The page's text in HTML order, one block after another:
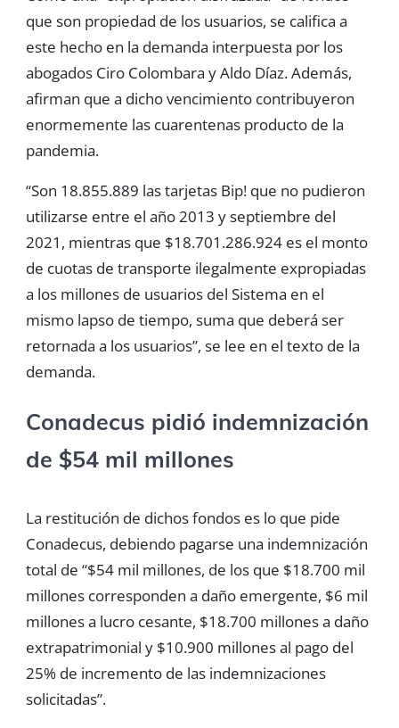
que son propiedad de los usuarios, se califica a
este hecho en la demanda interpuesta por los
abogados Ciro Colombara y Aldo Díaz. Además,
afirman que a dicho vencimiento contribuyeron
enormemente las cuarentenas producto de la
pandemia.
“Son 18.855.889 las tarjetas Bip! que no pudieron
utilizarse entre el año 2013 y septiembre del
2021, mientras que $18.701.286.924 es el monto
de cuotas de transporte ilegalmente expropiadas
a los millones de usuarios del Sistema en el
mismo lapso de tiempo, suma que deberá ser
retornada a los usuarios”, se lee en el texto de la
demanda.
Conadecus pidió indemnización
de $54 mil millones
La restitución de dichos fondos es lo que pide
Conadecus, debiendo pagarse una indemnización
total de “$54 mil millones, de los que $18.700 mil
millones corresponden a daño emergente, $6 mil
millones a lucro cesante, $18.700 millones a daño
extrapatrimonial y $10.900 millones al pago del
25% de incremento de las indemnizaciones
solicitadas”.